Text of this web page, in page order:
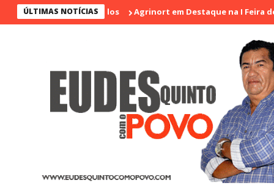
ÚLTIMAS NOTÍCIAS Agrinort em Destaque na I Feira de